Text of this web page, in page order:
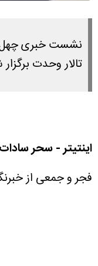
تالار وحدت
اینتیتر - سحر
فجر و جمعی از